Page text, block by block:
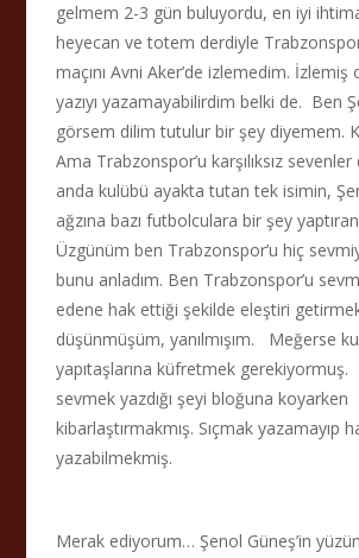
gelmem 2-3 gün buluyordu, en iyi
heyecan ve totem derdiyle
maçını Avni Aker’de izlemedim. İzlemiş
yazıyı yazamayabilirdim belki de. Ben
görsem dilim tutulur bir şey diyemem.
Ama Trabzonspor’u karşılıksız
anda kulübü ayakta tutan tek isimin,
ağzına bazı futbolculara bir şey
Üzgünüm ben Trabzonspor’u hiç
bunu anladım. Ben Trabzonspor’u
edene hak ettiği şekilde eleştiri
düşünmüşüm, yanılmışım. Meğerse
yapıtaşlarına küfretmek
sevmek yazdığı şeyi bloğuna koyarken
kibarlaştırmakmış. Sıçmak yazamayıp
yazabilmekmiş.
Merak ediyorum… Şenol Güneş’in